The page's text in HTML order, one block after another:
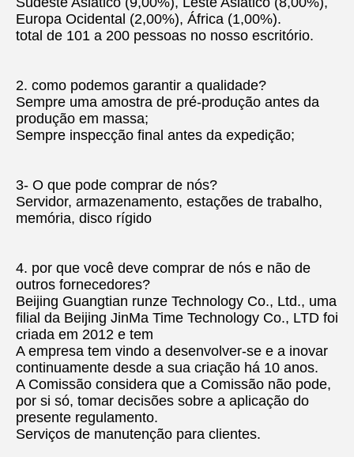
Europa Ocidental (2,00%), África (1,00%).
total de 101 a 200 pessoas no nosso escritório.
2. como podemos garantir a qualidade?
Sempre uma amostra de pré-produção antes da
produção em massa;
Sempre inspecção final antes da expedição;
3- O que pode comprar de nós?
Servidor, armazenamento, estações de trabalho,
memória, disco rígido
4. por que você deve comprar de nós e não de
outros fornecedores?
Beijing Guangtian runze Technology Co., Ltd., uma
filial da Beijing JinMa Time Technology Co., LTD foi
criada em 2012 e tem
A empresa tem vindo a desenvolver-se e a inovar
continuamente desde a sua criação há 10 anos.
A Comissão considera que a Comissão não pode,
por si só, tomar decisões sobre a aplicação do
presente regulamento.
Serviços de manutenção para clientes.